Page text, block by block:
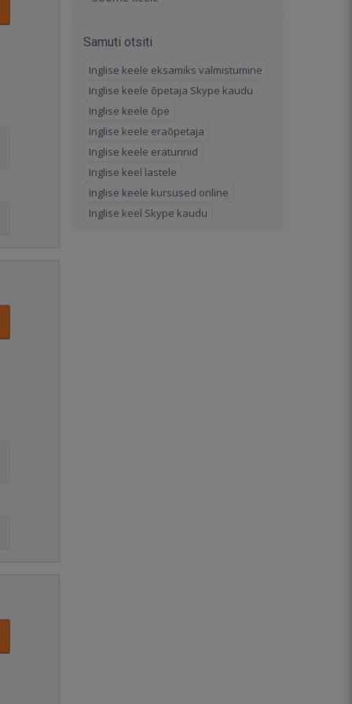
Samuti otsiti
Inglise keele eksamiks valmistumine
Inglise keele õpetaja Skype kaudu
Inglise keele õpe
Inglise keele eraõpetaja
Inglise keele eratunnid
Inglise keel lastele
Inglise keele kursused online
Inglise keel Skype kaudu